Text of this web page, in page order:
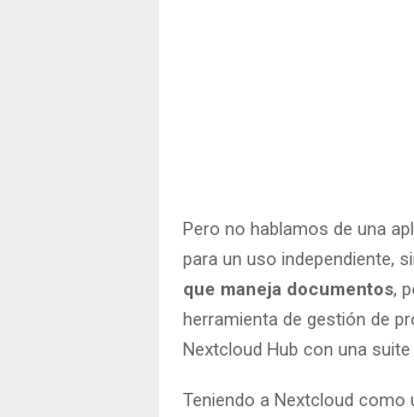
Pero no hablamos de una
para un uso independiente,
que maneja documentos,
herramienta de gestión de
Nextcloud Hub con una
Teniendo a Nextcloud como